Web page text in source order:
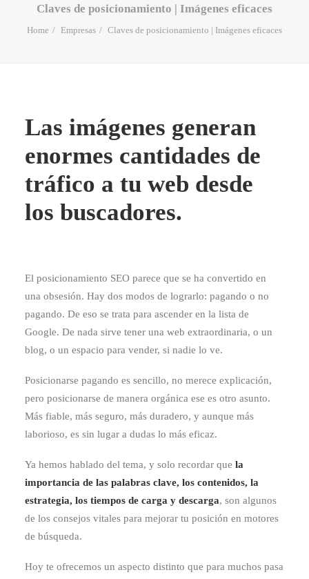
Claves de posicionamiento | Imágenes eficaces
Home Empresas Claves de posicionamiento | Imágenes eficaces
Las imágenes generan
enormes cantidades de
tráfico a tu web desde
los buscadores.
El posicionamiento SEO parece que se ha convertido en
una obsesión. Hay dos modos de lograrlo: pagando o no
pagando. De eso se trata para ascender en la lista de
Google. De nada sirve tener una web extraordinaria, o un
blog, o un espacio para vender, si nadie lo ve.
Posicionarse pagando es sencillo, no merece explicación,
pero posicionarse de manera orgánica ese es otro asunto.
Más fiable, más seguro, más duradero, y aunque más
laborioso, es sin lugar a dudas lo más eficaz.
Ya hemos hablado del tema, y solo recordar que la
importancia de las palabras clave, los contenidos, la
estrategia, los tiempos de carga y descarga, son algunos
de los consejos vitales para mejorar tu posición en motores
de búsqueda.
Hoy te ofrecemos un aspecto distinto que para muchos pasa